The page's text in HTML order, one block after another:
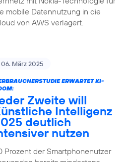
mobile Datennutzung in die
von AWS verlagert.
06. März 2025
ERWARTET KI-
Zweite will
Intelligenz
deutlich
nutzen
Prozent der Smartphonenutzer